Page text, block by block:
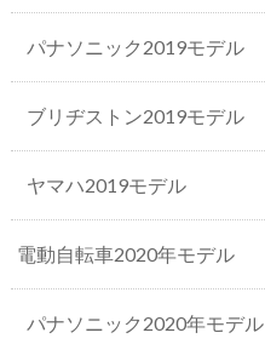
パナソニック2019モデル
ブリヂストン2019モデル
ヤマハ2019モデル
電動自転車2020年モデル
パナソニック2020年モデル